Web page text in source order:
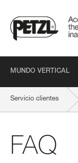
MUNDO VERTICAL
Servicio clientes
FAQ